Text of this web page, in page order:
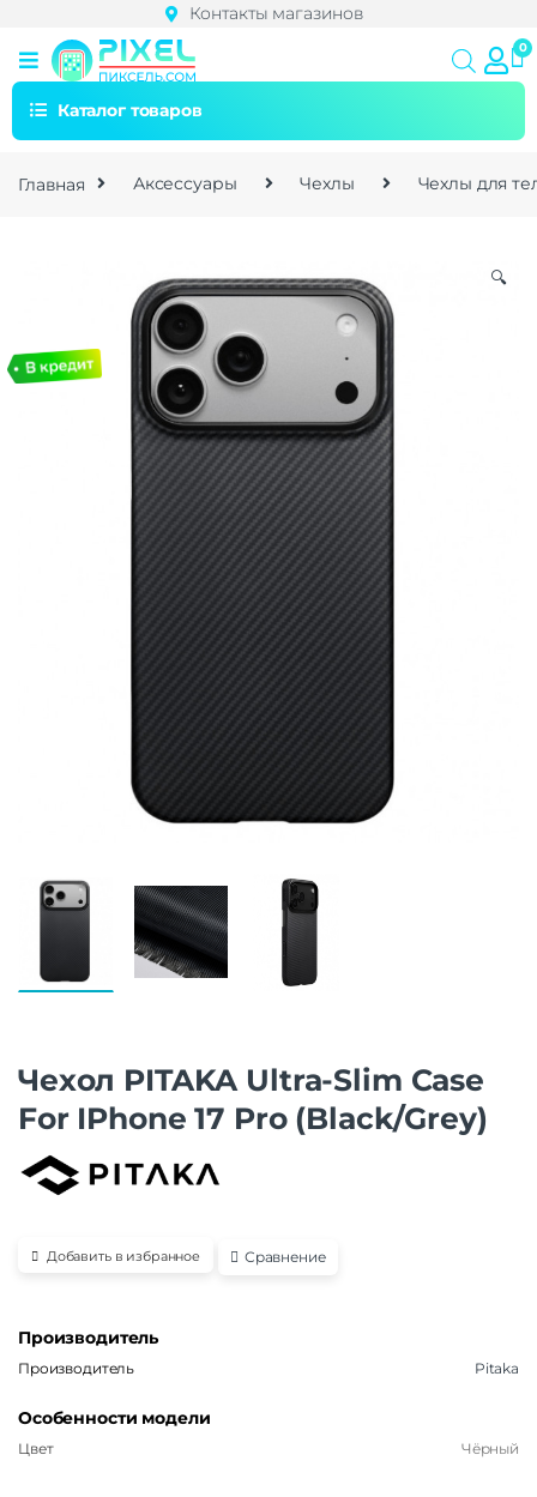
Контакты магазинов
Каталог товаров
Главная Аксессуары Чехлы Чехлы для
🔍
Чехол PITAKA Ultra-Slim Case
For IPhone 17 Pro (Black/Grey)
Добавить в избранное Сравнение
Производитель
Производитель Pitaka
Особенности модели
Цвет Чёрный